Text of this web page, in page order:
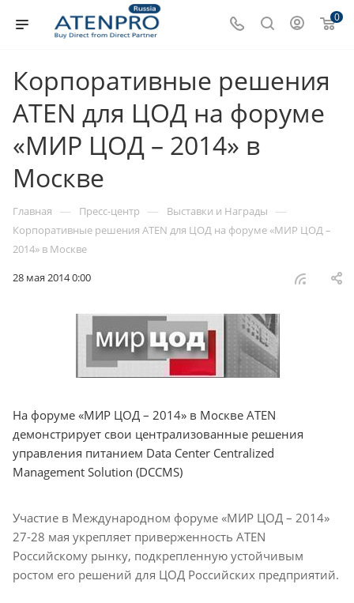
0
Корпоративные решения
ATEN для ЦОД на форуме
«МИР ЦОД – 2014» в
Москве
Главная — Пресс-центр — Выставки и Награды —
Корпоративные решения ATEN для ЦОД на форуме «МИР ЦОД –
2014» в Москве
28 мая 2014 0:00
На форуме «МИР ЦОД – 2014» в Москве ATEN
демонстрирует свои централизованные решения
управления питанием Data Center Centralized
Management Solution (DCCMS)
Участие в Международном форуме «МИР ЦОД – 2014»
27-28 мая укрепляет приверженность ATEN
Российскому рынку, подкрепленную устойчивым
ростом его решений для ЦОД Российских предприятий.